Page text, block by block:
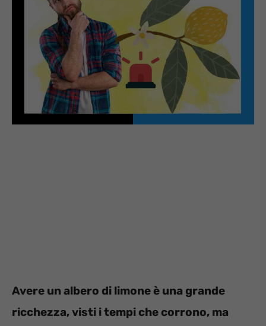
Avere un albero di limone è una grande
ricchezza, visti i tempi che corrono, ma